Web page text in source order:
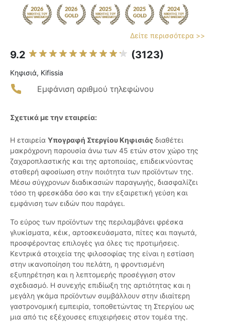
Δείτε περισσότερα >>
9.2 (3123)
Κηφισιά, Kifissia
Εμφάνιση αριθμού τηλεφώνου
Σχετικά με την εταιρεία:
Η εταιρεία Υπογραφή Στεργίου Κηφισιάς διαθέτει
μακρόχρονη παρουσία άνω των 45 ετών στον χώρο της
ζαχαροπλαστικής και της αρτοποιίας, επιδεικνύοντας
σταθερή αφοσίωση στην ποιότητα των προϊόντων της.
Μέσω σύγχρονων διαδικασιών παραγωγής, διασφαλίζει
τόσο τη φρεσκάδα όσο και την εξαιρετική γεύση και
εμφάνιση των ειδών που παράγει.
Το εύρος των προϊόντων της περιλαμβάνει φρέσκα
γλυκίσματα, κέικ, αρτοσκευάσματα, πίτες και παγωτά,
προσφέροντας επιλογές για όλες τις προτιμήσεις.
Κεντρικά στοιχεία της φιλοσοφίας της είναι η εστίαση
στην ικανοποίηση του πελάτη, η φροντισμένη
εξυπηρέτηση και η λεπτομερής προσέγγιση στον
σχεδιασμό. Η συνεχής επιδίωξη της αρτιότητας και η
μεγάλη γκάμα προϊόντων συμβάλλουν στην ιδιαίτερη
γαστρονομική εμπειρία, τοποθετώντας τη Στεργίου ως
μια από τις εξέχουσες επιχειρήσεις στον τομέα της.